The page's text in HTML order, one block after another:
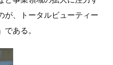
が、トータルビューティー
ある。